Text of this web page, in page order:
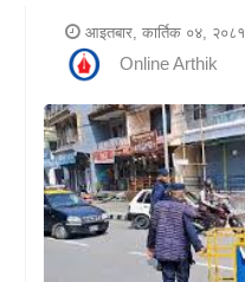
राजनीति
भिडियो
अन्य
आइतबार, कार्तिक ०४, २०८१
Online Arthik